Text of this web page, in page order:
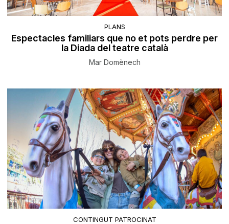
PLANS
Espectacles familiars que no et pots perdre per
la Diada del teatre català
Mar Domènech
CONTINGUT PATROCINAT